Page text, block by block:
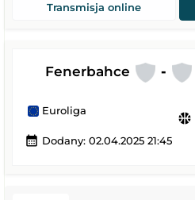
Transmisja online
Fenerbahce -
Euroliga
sports_basketball
calendar_month Dodany: 02.04.2025 21:45